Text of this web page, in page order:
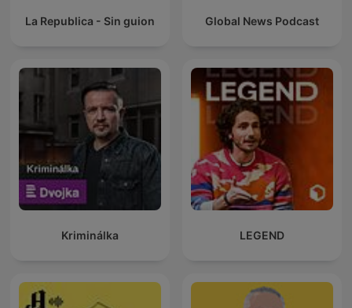
La Republica - Sin guion Global News Podcast
Kriminálka LEGEND